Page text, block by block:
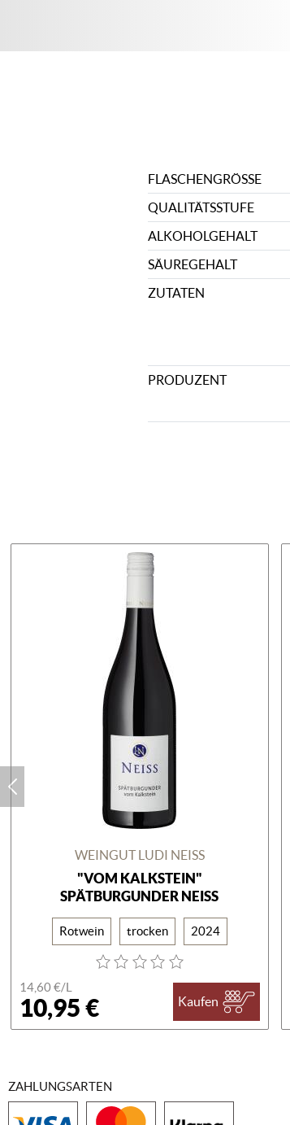
FLASCHENGRÖSSE
QUALITÄTSSTUFE
ALKOHOLGEHALT
SÄUREGEHALT
ZUTATEN
PRODUZENT
WEINGUT LUDI NEISS
"VOM KALKSTEIN"
SPÄTBURGUNDER NEISS
Rotwein trocken 2024
14,60 €/L
10,95 € Kaufen
ZAHLUNGSARTEN